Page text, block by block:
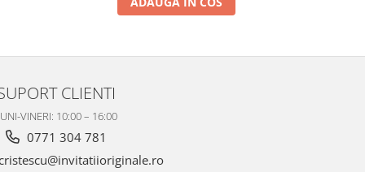
CLIENTI
VINERI: 10:00 – 16:00
0771 304 781